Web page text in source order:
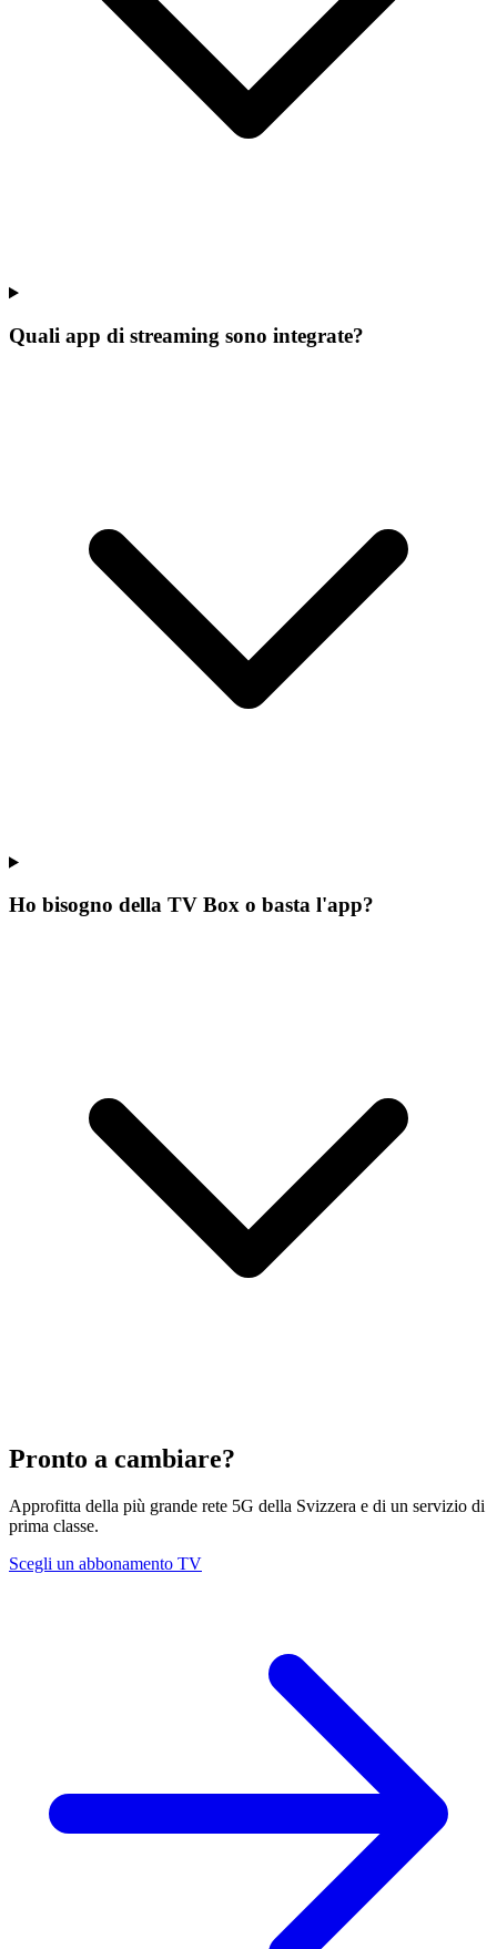
Quali app di streaming sono integrate?
Ho bisogno della TV Box o basta l'app?
Pronto a cambiare?
Approfitta della più grande rete 5G della Svizzera e di un servizio di
prima classe.
Scegli un abbonamento TV